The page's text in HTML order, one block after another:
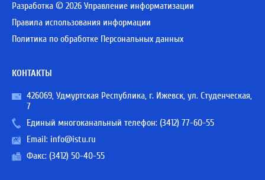
Разработка © 2026 Управление информатизации
Правила использования информации
Политика по обработке Персональных данных
КОНТАКТЫ
426069, Удмуртская Республика, г. Ижевск, ул. Студенческая,
7
Единый многоканальный телефон: (3412) 77-60-55
Email: info@istu.ru
Факс: (3412) 50-40-55